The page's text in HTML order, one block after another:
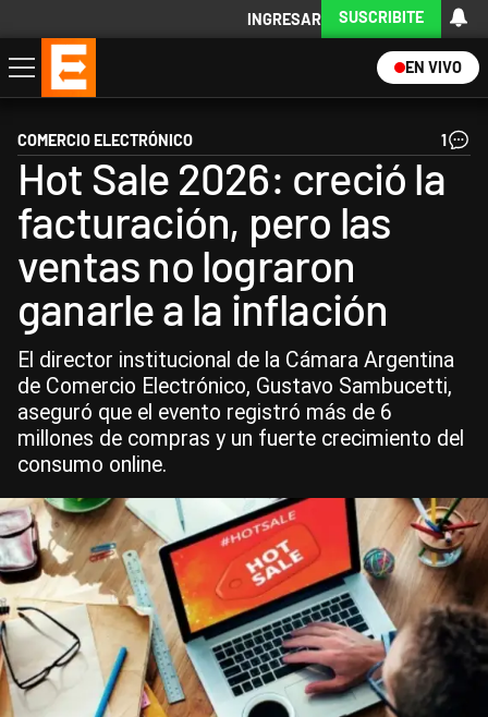
INGRESAR SUSCRIBITE
EN VIVO
Economía
Política
Internacional
Actualidad
Descargá la App
COMERCIO ELECTRÓNICO 1
Hot Sale 2026: creció la
facturación, pero las
ventas no lograron
ganarle a la inflación
El director institucional de la Cámara Argentina
de Comercio Electrónico, Gustavo Sambucetti,
aseguró que el evento registró más de 6
millones de compras y un fuerte crecimiento del
consumo online.